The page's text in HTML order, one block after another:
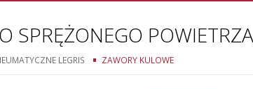
SPRĘŻONEGO POWIETRZA
LEGRIS ZAWORY KULOWE